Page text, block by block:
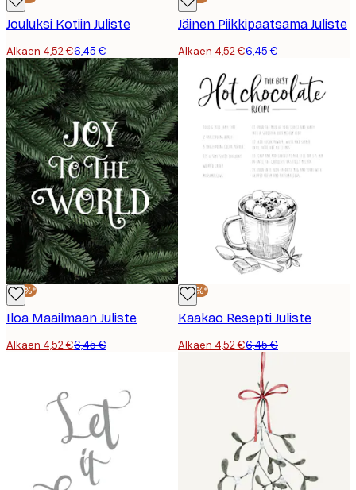
Jouluksi Kotiin Juliste
Alkaen 4,52 €6,45 €
Jäinen Piikkipaatsama Juliste
Alkaen 4,52 €6,45 €
-30%*
Iloa Maailmaan Juliste
Alkaen 4,52 €6,45 €
-30%*
Kaakao Resepti Juliste
Alkaen 4,52 €6,45 €